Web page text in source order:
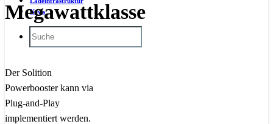
News
Megawattklasse
Der Solition
Powerbooster kann via
Plug-and-Play
implementiert werden.